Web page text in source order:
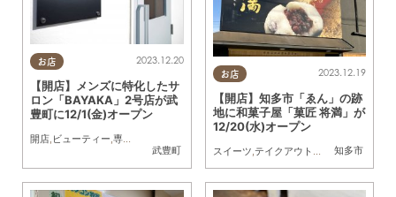
お店
武豊町
2023.12.20
【開店】メンズに特化したサ
ロン「BAYAKA」2号店が武
豊町に12/1(金)オープン
開店, ビューティー,専門店
お店
知多市
2023.12.19
【開店】知多市「ゑん」の跡
地に和菓子屋「菓匠 将満」が
12/20(水)オープン
スイーツ,テイクアウト ,開店